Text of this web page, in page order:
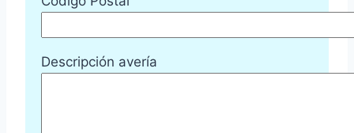
Descripción avería